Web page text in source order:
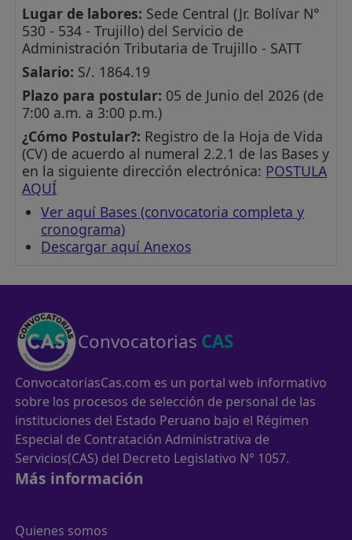
Lugar de labores: Sede Central (Jr. Bolívar N°
530 - 534 - Trujillo) del Servicio de
Administración Tributaria de Trujillo - SATT
Salario: S/. 1864.19
Plazo para postular: 05 de Junio del 2026 (de
7:00 a.m. a 3:00 p.m.)
¿Cómo Postular?: Registro de la Hoja de Vida
(CV) de acuerdo al numeral 2.2.1 de las Bases y
en la siguiente dirección electrónica: POSTULA
AQUÍ
Ver aquí Bases (convocatoria completa y
cronograma)
Descargar aquí Anexos
Convocatorias CAS
ConvocatoriasCas.com es un portal web informativo
sobre los procesos de selección de personal de las
instituciones del Estado Peruano bajo el Régimen
Especial de Contratación Administrativa de
Servicios(CAS) del Decreto Legislativo N° 1057.
Más información
Quienes somos